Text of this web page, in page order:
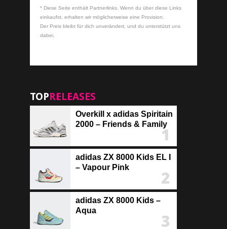
* Diese Seite enthält Partnerlinks. Wenn du über diese Links
einkaufst, erhalten wir möglicherweise eine Provision.
Der Preis bleibt für dich unverändert, und du unterstützt uns
dabei.
TOPRELEASES
Overkill x adidas Spiritain
2000 – Friends & Family
adidas ZX 8000 Kids EL I
– Vapour Pink
adidas ZX 8000 Kids –
Aqua